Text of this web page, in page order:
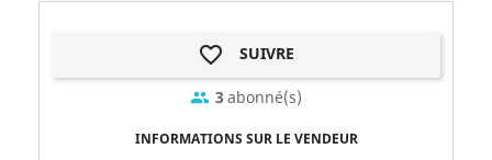
favorite_border SUIVRE
group 3 abonné(s)
INFORMATIONS SUR LE VENDEUR